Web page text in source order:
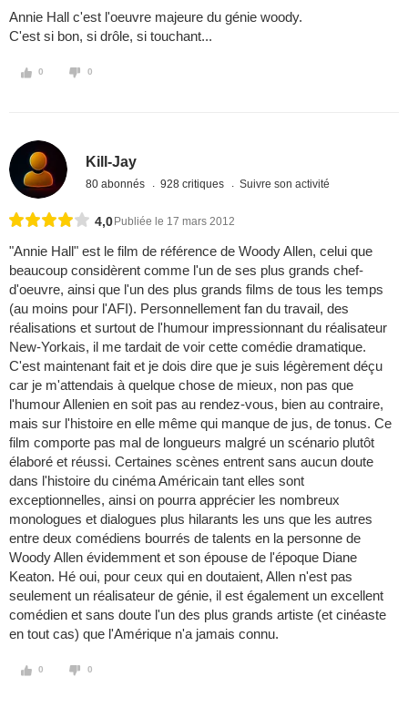
Annie Hall c'est l'oeuvre majeure du génie woody.
C'est si bon, si drôle, si touchant...
0 0
Kill-Jay
80 abonnés 928 critiques Suivre son activité
4,0 Publiée le 17 mars 2012
"Annie Hall" est le film de référence de Woody Allen, celui que
beaucoup considèrent comme l'un de ses plus grands chef-
d'oeuvre, ainsi que l'un des plus grands films de tous les temps
(au moins pour l'AFI). Personnellement fan du travail, des
réalisations et surtout de l'humour impressionnant du réalisateur
New-Yorkais, il me tardait de voir cette comédie dramatique.
C'est maintenant fait et je dois dire que je suis légèrement déçu
car je m'attendais à quelque chose de mieux, non pas que
l'humour Allenien en soit pas au rendez-vous, bien au contraire,
mais sur l'histoire en elle même qui manque de jus, de tonus. Ce
film comporte pas mal de longueurs malgré un scénario plutôt
élaboré et réussi. Certaines scènes entrent sans aucun doute
dans l'histoire du cinéma Américain tant elles sont
exceptionnelles, ainsi on pourra apprécier les nombreux
monologues et dialogues plus hilarants les uns que les autres
entre deux comédiens bourrés de talents en la personne de
Woody Allen évidemment et son épouse de l'époque Diane
Keaton. Hé oui, pour ceux qui en doutaient, Allen n'est pas
seulement un réalisateur de génie, il est également un excellent
comédien et sans doute l'un des plus grands artiste (et cinéaste
en tout cas) que l'Amérique n'a jamais connu.
0 0